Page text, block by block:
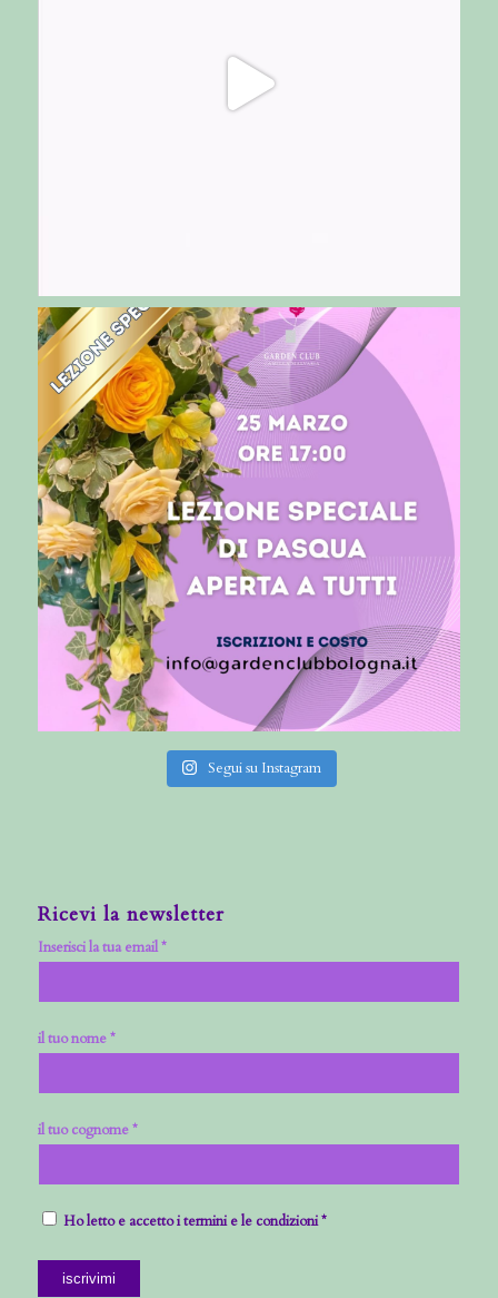
Segui su Instagram
Ricevi la newsletter
Inserisci la tua email *
il tuo nome *
il tuo cognome *
Ho letto e accetto i termini e le condizioni *